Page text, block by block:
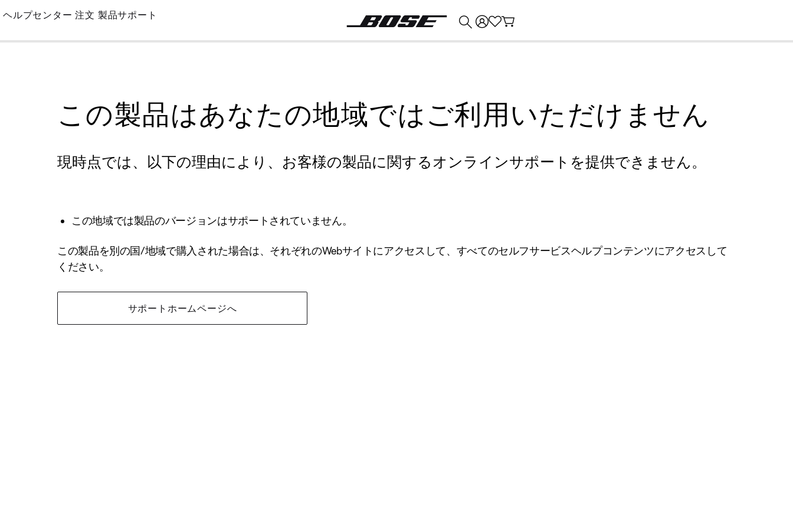
Skip
Main
ヘルプセンター 注文 製品サポート
この製品はあなたの地域ではご利用いただけません
現時点では、以下の理由により、お客様の製品に関するオンラインサポートを提供できません。
この地域では製品のバージョンはサポートされていません。
この製品を別の国/地域で購入された場合は、それぞれのWebサイトにアクセスして、すべてのセルフサービスヘルプコンテンツにアクセスして
ください。
サポートホームページへ